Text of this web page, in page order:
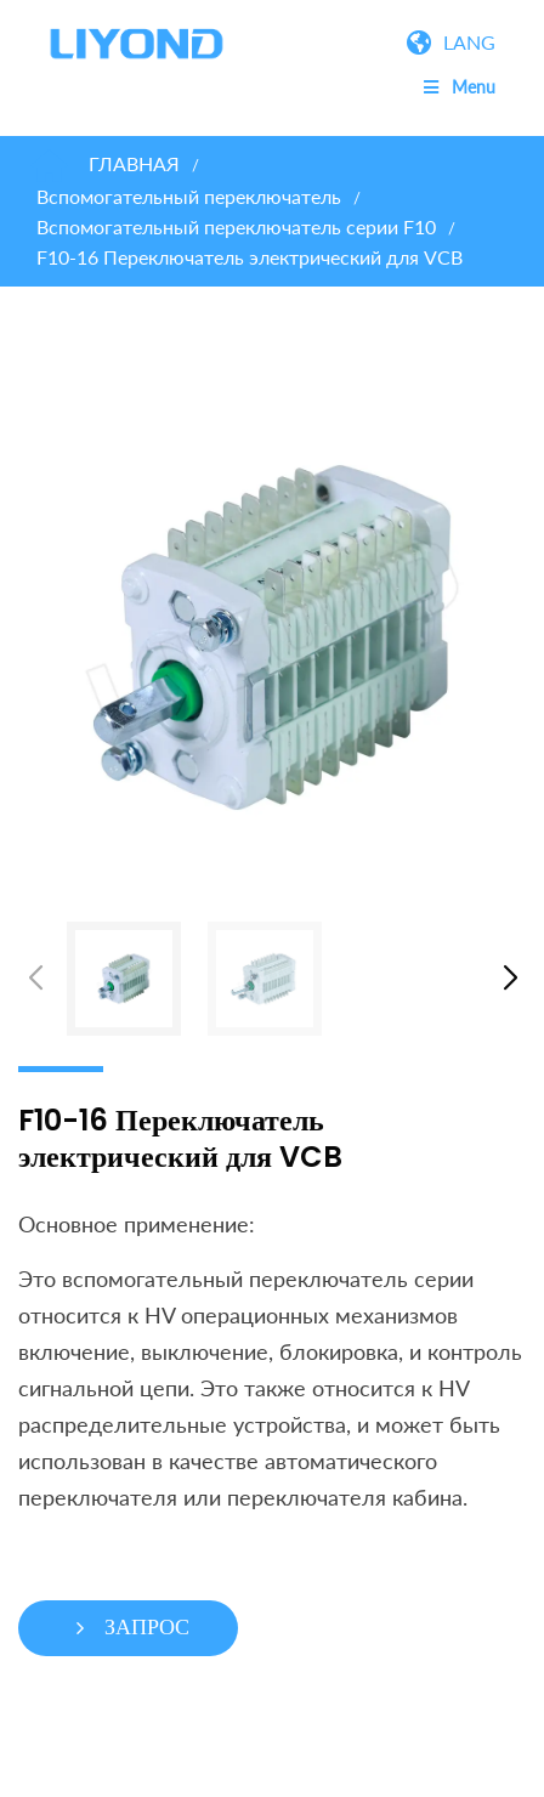
LANG
Menu
ГЛАВНАЯ /
Вспомогательный переключатель /
Вспомогательный переключатель серии F10 /
F10-16 Переключатель электрический для VCB
F10-16 Переключатель
электрический для VCB
Основное применение:
Это вспомогательный переключатель серии
относится к HV операционных механизмов
включение, выключение, блокировка, и контроль
сигнальной цепи. Это также относится к HV
распределительные устройства, и может быть
использован в качестве автоматического
переключателя или переключателя кабина.
ЗАПРОС